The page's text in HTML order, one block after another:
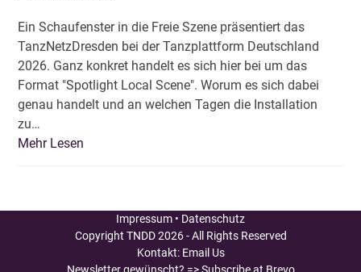
Ein Schaufenster in die Freie Szene präsentiert das
TanzNetzDresden bei der Tanzplattform Deutschland
2026. Ganz konkret handelt es sich hier bei um das
Format "Spotlight Local Scene". Worum es sich dabei
genau handelt und an welchen Tagen die Installation
zu…
Mehr Lesen
Impressum • Datenschutz
Copyright TNDD2026 - All Rights Reserved
Kontakt: Email Us